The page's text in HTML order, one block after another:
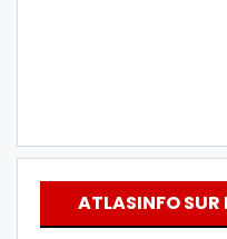
ATLASINFO SUR